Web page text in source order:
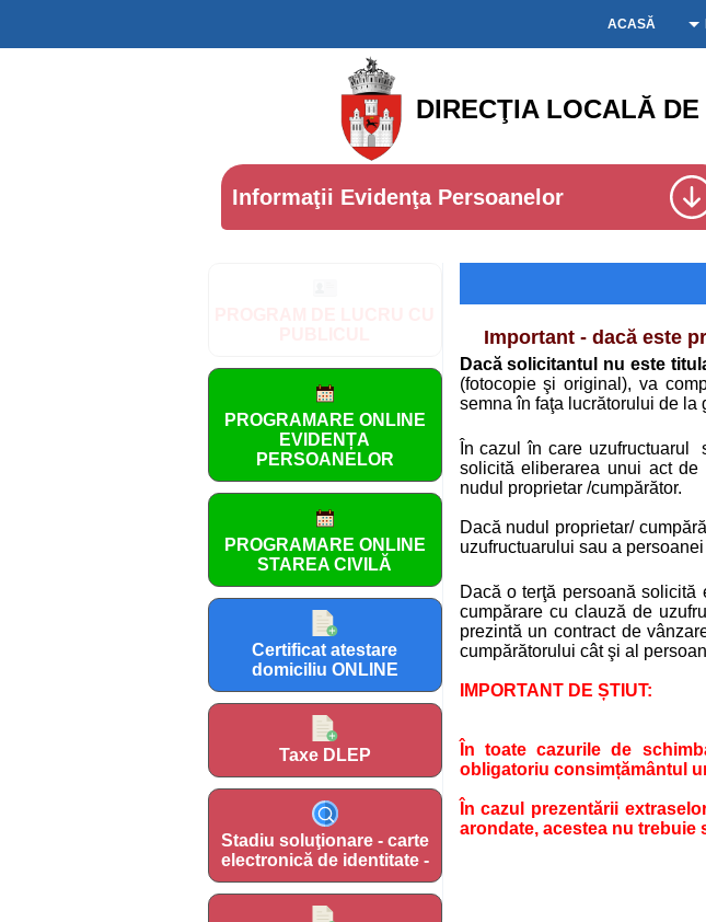
ACASĂ
DIRECŢIA LOCALĂ
Informaţii Evidenţa Persoanelor
PROGRAMARE ONLINE
EVIDENȚA
PERSOANELOR
PROGRAMARE ONLINE
STAREA CIVILĂ
Certificat atestare
domiciliu ONLINE
Taxe DLEP
Stadiu soluţionare - carte
electronică de identitate -
Important - dacă este
Dacă solicitantul nu este
(fotocopie şi original), va
semna în faţa lucrătorului de la
În cazul în care uzufructuarul
solicită eliberarea unui act
nudul proprietar /cumpărător.
Dacă nudul proprietar/
uzufructuarului sau a
Dacă o terţă persoană
cumpărare cu clauză de
prezintă un contract de
cumpărătorului cât şi al
IMPORTANT DE ȘTIUT:
În toate cazurile de
obligatoriu consimțământul
În cazul prezentării
arondate, acestea nu trebuie